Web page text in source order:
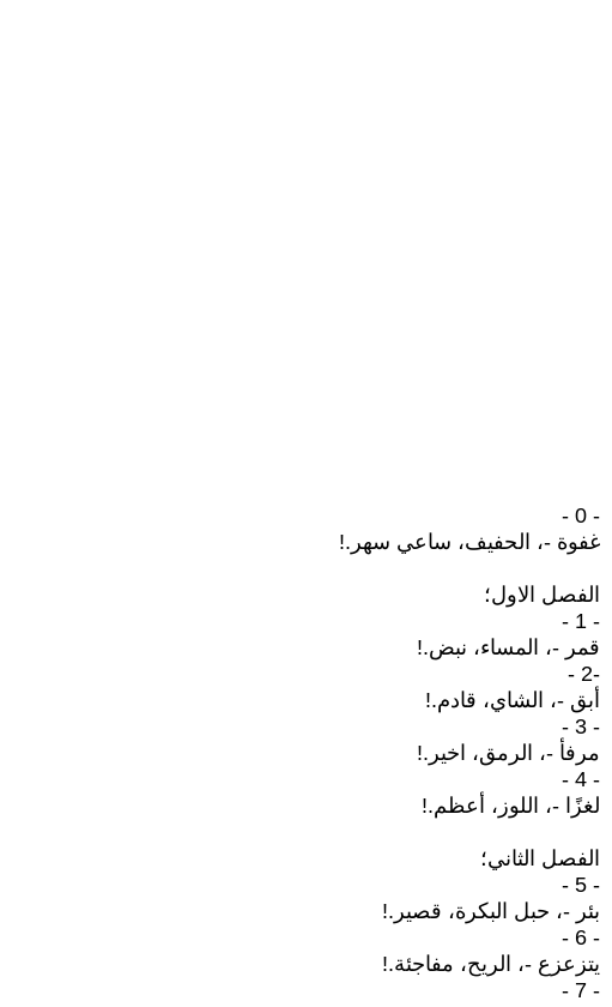
- 0 -
غفوة -، الحفيف، ساعي سهر.!
الفصل الاول؛
- 1 -
قمر -، المساء، نبض.!
-2 -
أبق -، الشاي، قادم.!
- 3 -
مرفأ -، الرمق، اخير.!
- 4 -
لغزًا -، اللوز، أعظم.!
الفصل الثاني؛
- 5 -
بئر -، حبل البكرة، قصير.!
- 6 -
يتزعزع -، الريح، مفاجئة.!
- 7 -